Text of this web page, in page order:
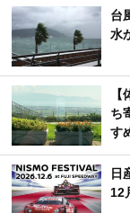
台
水
ち
す
日
12